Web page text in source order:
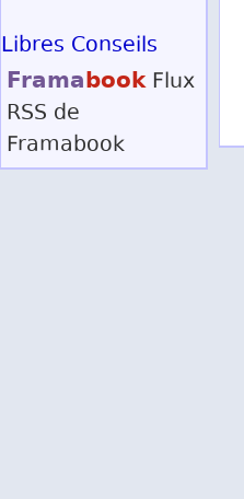
Libres Conseils
Framabook Flux
RSS de
Framabook